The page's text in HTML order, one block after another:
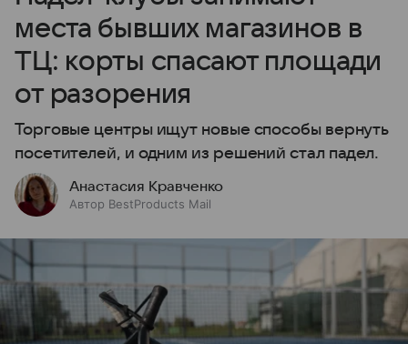
места бывших магазинов в
ТЦ: корты спасают площади
от разорения
Торговые центры ищут новые способы вернуть
посетителей, и одним из решений стал падел.
Анастасия Кравченко
Автор BestProducts Mail